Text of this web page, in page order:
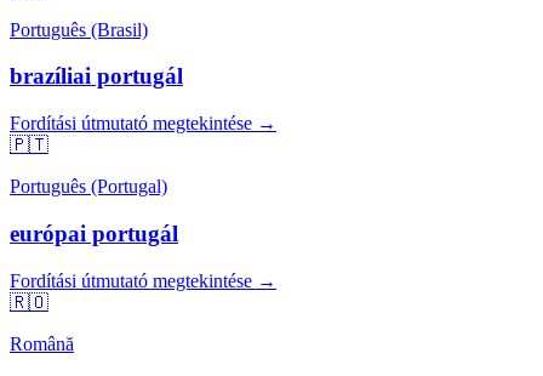
Português (Brasil)
brazíliai portugál
Fordítási útmutató megtekintése →
🇵🇹
Português (Portugal)
európai portugál
Fordítási útmutató megtekintése →
🇷🇴
Română